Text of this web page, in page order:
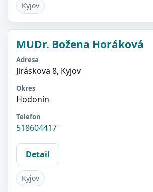
Kyjov
MUDr. Božena Horáková
Adresa
Jiráskova 8, Kyjov
Okres
Hodonín
Telefon
518604417
Detail
Kyjov